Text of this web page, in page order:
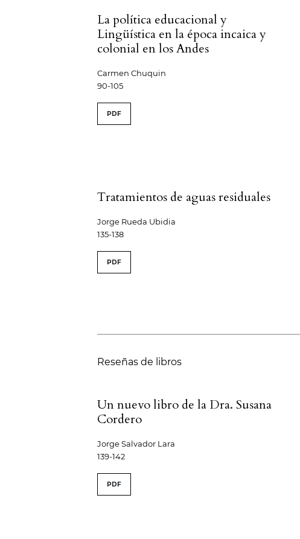
La política educacional y
Lingüística en la época incaica y
colonial en los Andes
Carmen Chuquin
90-105
PDF
Tratamientos de aguas residuales
Jorge Rueda Ubidia
135-138
PDF
Reseñas de libros
Un nuevo libro de la Dra. Susana
Cordero
Jorge Salvador Lara
139-142
PDF